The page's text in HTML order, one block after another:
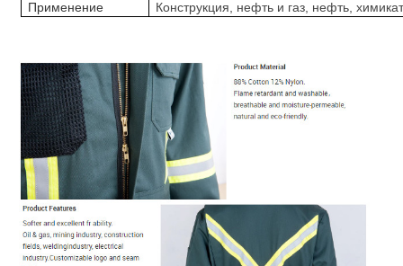
Применение
Конструкция, нефть и газ, нефть,